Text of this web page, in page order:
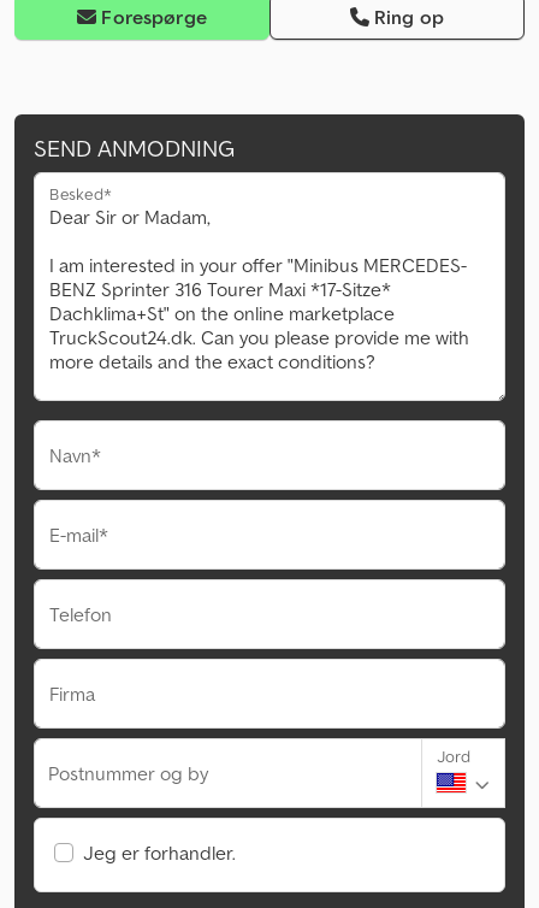
Forespørge Ring op
SEND ANMODNING
Besked*
Navn*
E-mail*
Telefon
Firma
Postnummer og by
Jord
Jeg er forhandler.